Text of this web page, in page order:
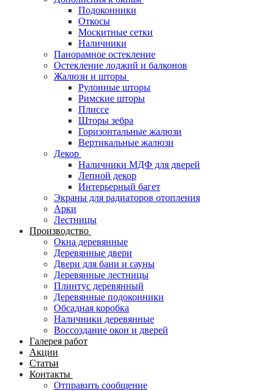
Подоконники
Откосы
Москитные сетки
Наличники
Панорамное остекление
Остекление лоджий и балконов
Жалюзи и шторы
Рулонные шторы
Римские шторы
Плиссе
Шторы зебра
Горизонтальные жалюзи
Вертикальные жалюзи
Декор
Наличники МДФ для дверей
Лепной декор
Интерьерный багет
Экраны для радиаторов отопления
Арки
Лестницы
Производство
Окна деревянные
Деревянные двери
Двери для бани и сауны
Деревянные лестницы
Плинтус деревянный
Деревянные подоконники
Обсадная коробка
Наличники деревянные
Воссоздание окон и дверей
Галерея работ
Акции
Статьи
Контакты
Отправить сообщение